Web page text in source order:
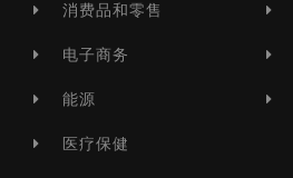
消费品和零售
电子商务
能源
医疗保健